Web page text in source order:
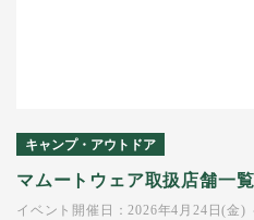
キャンプ・アウトドア
マムートウェア取扱店舗一覧
イベント開催日：2026年4月24日(金)